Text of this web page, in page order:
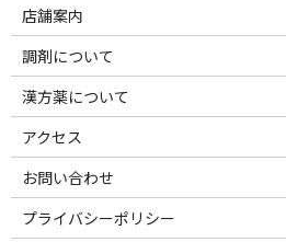
店舗案内
調剤について
漢方薬について
アクセス
お問い合わせ
プライバシーポリシー